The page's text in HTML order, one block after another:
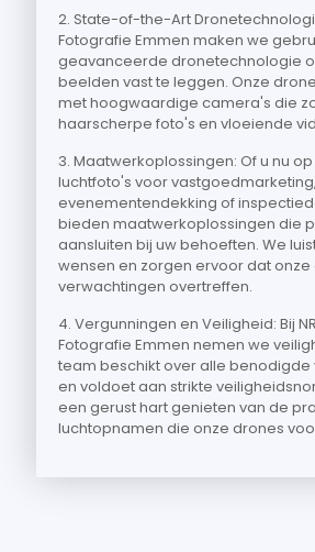
2. State-of-the-Art
Fotografie Emmen maken we
geavanceerde dronetechnologie
beelden vast te leggen. Onze
met hoogwaardige camera's die
haarscherpe foto's en vloeiende
3. Maatwerkoplossingen: Of u nu
luchtfoto's voor vastgoedmarketing,
evenementendekking of
bieden maatwerkoplossingen die
aansluiten bij uw behoeften. We
wensen en zorgen ervoor dat onze
verwachtingen overtreffen.
4. Vergunningen en Veiligheid: Bij
Fotografie Emmen nemen we
team beschikt over alle benodigde
en voldoet aan strikte
een gerust hart genieten van de
luchtopnamen die onze drones